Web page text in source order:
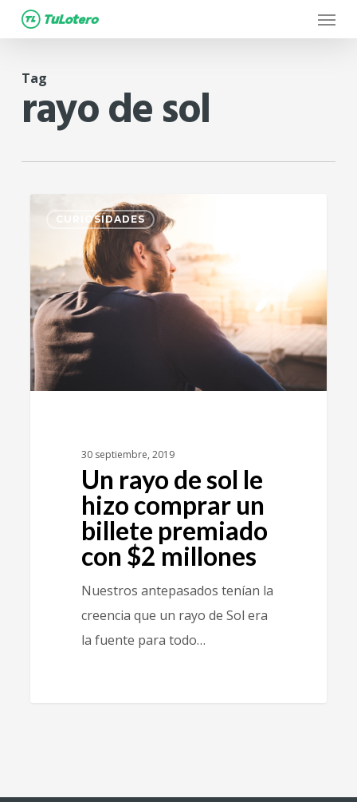
Skip
to
content
Menu
Tag
rayo de sol
CURIOSIDADES
30 septiembre, 2019
Un rayo de sol le
hizo comprar un
billete premiado
con $2 millones
Nuestros antepasados tenían la
creencia que un rayo de Sol era
la fuente para todo…
10